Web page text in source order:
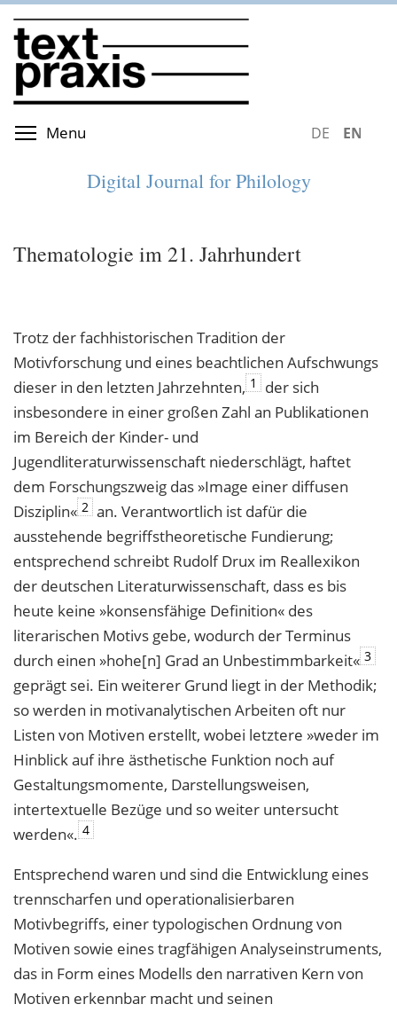
Skip
to
main
content
Menu DEUTSCH
Digital Journal for Philology
Thematologie im 21. Jahrhundert
Trotz der fachhistorischen Tradition der
Motivforschung und eines beachtlichen Aufschwungs
dieser in den letzten Jahrzehnten, 1
der sich
insbesondere in einer großen Zahl an Publikationen
im Bereich der Kinder- und
Jugendliteraturwissenschaft niederschlägt, haftet
dem Forschungszweig das »Image einer diffusen
Disziplin« 2 an. Verantwortlich ist dafür die
ausstehende begriffstheoretische Fundierung;
entsprechend schreibt Rudolf Drux im Reallexikon
der deutschen Literaturwissenschaft, dass es bis
heute keine »konsensfähige Definition« des
literarischen Motivs gebe, wodurch der Terminus
durch einen »hohe[n] Grad an Unbestimmbarkeit« 3
geprägt sei. Ein weiterer Grund liegt in der Methodik;
so werden in motivanalytischen Arbeiten oft nur
Listen von Motiven erstellt, wobei letztere »weder im
Hinblick auf ihre ästhetische Funktion noch auf
Gestaltungsmomente, Darstellungsweisen,
intertextuelle Bezüge und so weiter untersucht
werden«. 4
Entsprechend waren und sind die Entwicklung eines
trennscharfen und operationalisierbaren
Motivbegriffs, einer typologischen Ordnung von
Motiven sowie eines tragfähigen Analyseinstruments,
das in Form eines Modells den narrativen Kern von
Motiven erkennbar macht und seinen